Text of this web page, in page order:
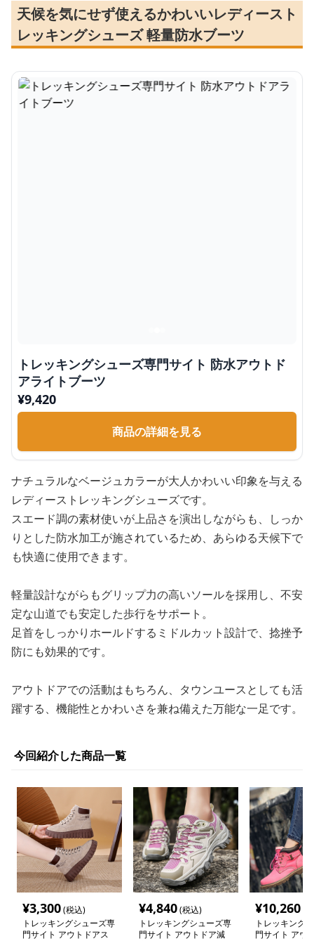
天候を気にせず使えるかわいいレディースト
レッキングシューズ 軽量防水ブーツ
トレッキングシューズ専門サイト 防水アウトド
アライトブーツ
¥9,420
商品の詳細を見る
ナチュラルなベージュカラーが大人かわいい印象を与える
レディーストレッキングシューズです。
スエード調の素材使いが上品さを演出しながらも、しっか
りとした防水加工が施されているため、あらゆる天候下で
も快適に使用できます。
軽量設計ながらもグリップ力の高いソールを採用し、不安
定な山道でも安定した歩行をサポート。
足首をしっかりホールドするミドルカット設計で、捻挫予
防にも効果的です。
アウトドアでの活動はもちろん、タウンユースとしても活
躍する、機能性とかわいさを兼ね備えた万能な一足です。
今回紹介した商品一覧
¥3,300(税込)
トレッキングシューズ専
門サイト アウトドアス
¥4,840(税込)
トレッキングシューズ専
門サイト アウトドア減
¥10,260
トレッキング
門サイト アウ